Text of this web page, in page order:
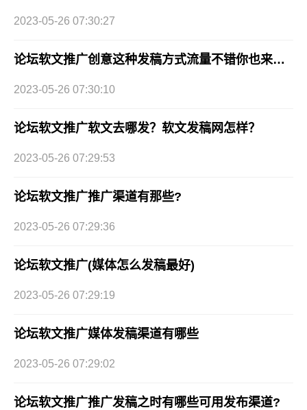
2023-05-26 07:30:27
论坛软文推广创意这种发稿方式流量不错你也来试试吧!
2023-05-26 07:30:10
论坛软文推广软文去哪发？软文发稿网怎样？
2023-05-26 07:29:53
论坛软文推广推广渠道有那些?
2023-05-26 07:29:36
论坛软文推广(媒体怎么发稿最好)
2023-05-26 07:29:19
论坛软文推广媒体发稿渠道有哪些
2023-05-26 07:29:02
论坛软文推广推广发稿之时有哪些可用发布渠道?